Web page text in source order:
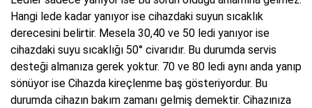
Hangi lede kadar yanıyor ise cihazdaki suyun sıcaklık
derecesini belirtir. Mesela 30,40 ve 50 ledi yanıyor ise
cihazdaki suyu sıcaklığı 50° civarıdır. Bu durumda servis
desteği almanıza gerek yoktur. 70 ve 80 ledi aynı anda yanıp
sönüyor ise Cihazda kireçlenme baş gösteriyordur. Bu
durumda cihazın bakım zamanı gelmiş demektir. Cihazınıza